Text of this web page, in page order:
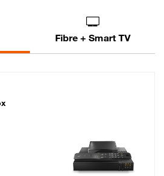
Fibre + Smart TV
Livebox Lite Fibre